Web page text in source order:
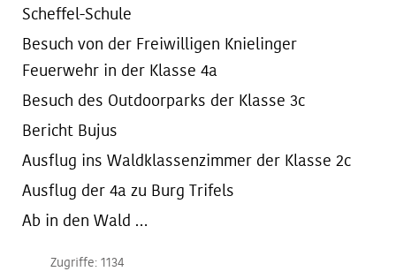
Scheffel-Schule
Besuch von der Freiwilligen Knielinger
Feuerwehr in der Klasse 4a
Besuch des Outdoorparks der Klasse 3c
Bericht Bujus
Ausflug ins Waldklassenzimmer der Klasse 2c
Ausflug der 4a zu Burg Trifels
Ab in den Wald …
Zugriffe: 1134